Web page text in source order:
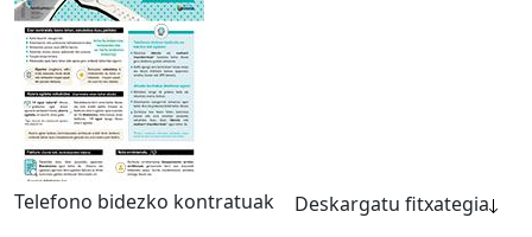
Telefono bidezko kontratuak Deskargatu fitxategia